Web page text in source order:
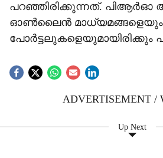
പറഞ്ഞിരിക്കുന്നത്. പിആര്‍ഓ
ഓണ്‍ലൈന്‍ മാധ്യമങ്ങളെയും
പോര്‍ട്ടലുകളെയുമായിരിക്കും
ADVERTISEMENT /
Up Next